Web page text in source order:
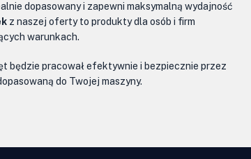
dopasowany i zapewni maksymalną wydajność
z naszej oferty to produkty dla osób i firm
warunkach.
będzie pracował efektywnie i bezpiecznie przez
do Twojej maszyny.